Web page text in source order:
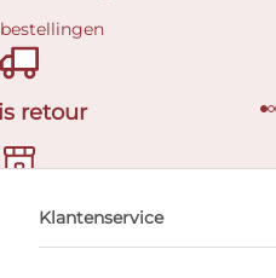
retour
afspraak
Klantenservice